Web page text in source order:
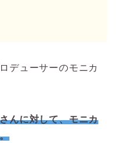
デューサーのモニカ
んに対して、モニカ